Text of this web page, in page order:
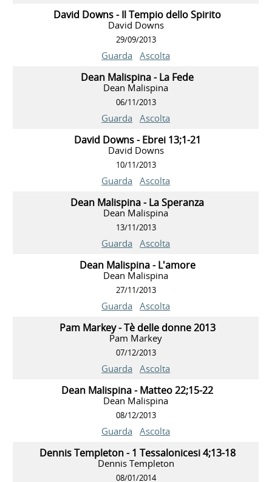
David Downs - Il Tempio dello Spirito
David Downs
29/09/2013
Guarda Ascolta
Dean Malispina - La Fede
Dean Malispina
06/11/2013
Guarda Ascolta
David Downs - Ebrei 13;1-21
David Downs
10/11/2013
Guarda Ascolta
Dean Malispina - La Speranza
Dean Malispina
13/11/2013
Guarda Ascolta
Dean Malispina - L'amore
Dean Malispina
27/11/2013
Guarda Ascolta
Pam Markey - Tè delle donne 2013
Pam Markey
07/12/2013
Guarda Ascolta
Dean Malispina - Matteo 22;15-22
Dean Malispina
08/12/2013
Guarda Ascolta
Dennis Templeton - 1 Tessalonicesi 4;13-18
Dennis Templeton
08/01/2014